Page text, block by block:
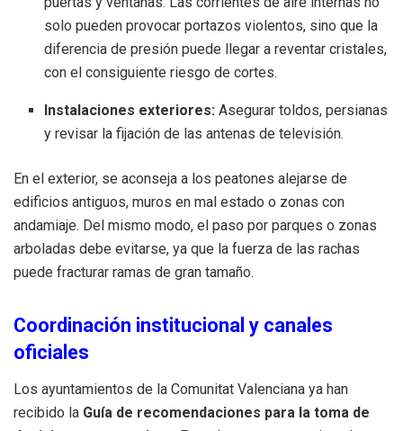
solo pueden provocar portazos violentos, sino que la
diferencia de presión puede llegar a reventar cristales,
con el consiguiente riesgo de cortes.
Instalaciones exteriores: Asegurar toldos, persianas
y revisar la fijación de las antenas de televisión.
En el exterior, se aconseja a los peatones alejarse de
edificios antiguos, muros en mal estado o zonas con
andamiaje. Del mismo modo, el paso por parques o zonas
arboladas debe evitarse, ya que la fuerza de las rachas
puede fracturar ramas de gran tamaño.
Coordinación institucional y canales
oficiales
Los ayuntamientos de la Comunitat Valenciana ya han
recibido la Guía de recomendaciones para la toma de